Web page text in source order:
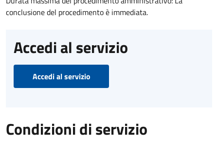
conclusione del procedimento è immediata.
Accedi al servizio
Accedi al servizio
Condizioni di servizio